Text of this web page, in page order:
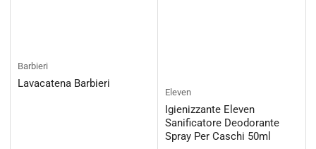
Barbieri
Lavacatena Barbieri
Eleven
Igienizzante Eleven
Sanificatore Deodorante
Spray Per Caschi 50ml